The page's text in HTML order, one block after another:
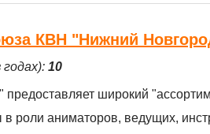
КВН "Нижний
10
широкий
роли аниматоров, ведущих,